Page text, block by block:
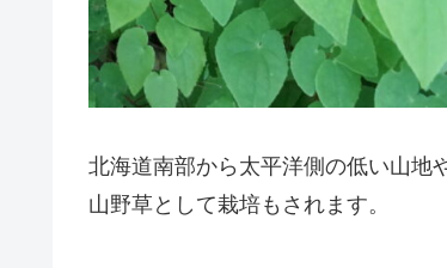
北海道南部から太平洋側の低い山地
山野草として栽培もされます。